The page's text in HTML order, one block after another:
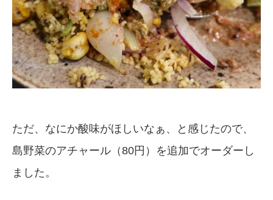
ただ、なにか酸味がほしいなぁ、と感じたので、
島野菜のアチャール（80円）を追加でオーダーし
ました。